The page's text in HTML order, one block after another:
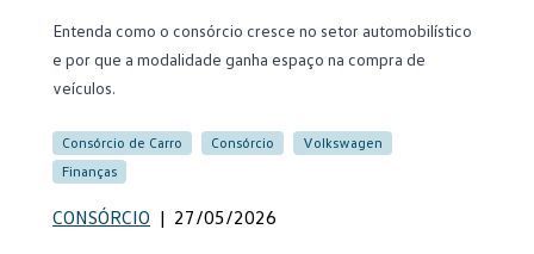
Entenda como o consórcio cresce no setor automobilístico
e por que a modalidade ganha espaço na compra de
veículos.
Consórcio de Carro Consórcio
Volkswagen
Finanças
CONSÓRCIO | 27/05/2026